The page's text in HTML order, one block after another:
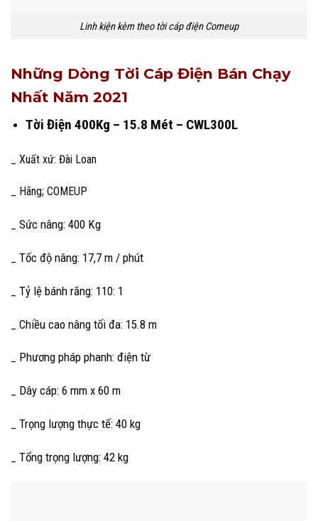
Linh kiện kèm theo tời cáp điện Comeup
Những Dòng Tời Cáp Điện Bán Chạy
Nhất Năm 2021
Tời Điện 400Kg – 15.8 Mét – CWL300L
_ Xuất xứ: Đài Loan
_ Hãng; COMEUP
_ Sức nâng: 400 Kg
_ Tốc độ nâng: 17,7 m / phút
_ Tỷ lệ bánh răng: 110: 1
_ Chiều cao nâng tối đa: 15.8 m
_ Phương pháp phanh: điện từ
_ Dây cáp: 6 mm x 60 m
_ Trọng lượng thực tế: 40 kg
_ Tổng trọng lượng: 42 kg